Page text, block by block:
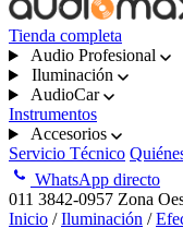
Tienda completa
Audio Profesional
Iluminación
AudioCar
Instrumentos
Accesorios
Servicio Técnico
WhatsApp directo
011 3842-0957 Zona
Inicio /Iluminación /